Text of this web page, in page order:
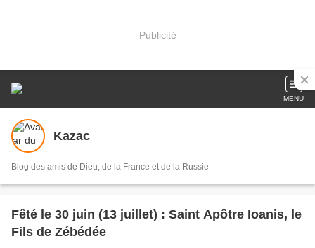
Publicité
MENU
Kazac
Blog des amis de Dieu, de la France et de la Russie
Fêté le 30 juin (13 juillet) : Saint Apôtre Ioanis, le
Fils de Zébédée